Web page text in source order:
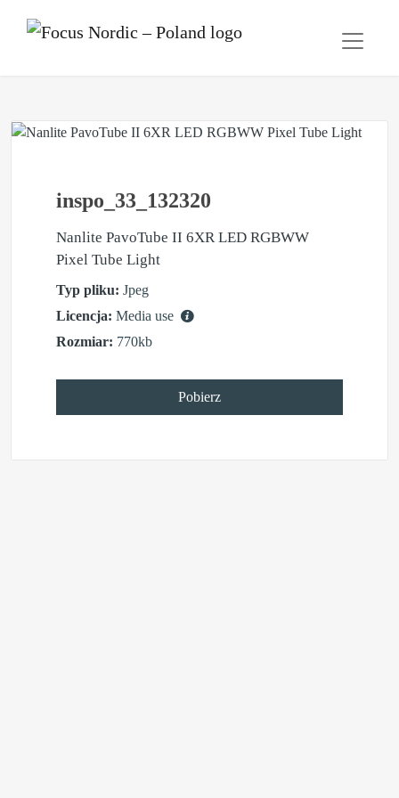
inspo_33_132320
Nanlite PavoTube II 6XR LED RGBWW
Pixel Tube Light
Typ pliku: Jpeg
Licencja: Media use
Rozmiar: 770kb
Pobierz